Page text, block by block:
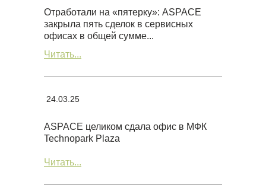
Отработали на «пятерку»: ASPACE
закрыла пять сделок в сервисных
офисах в общей сумме...
Читать...
24.03.25
ASPACE целиком сдала офис в МФК
Technopark Plaza
Читать...